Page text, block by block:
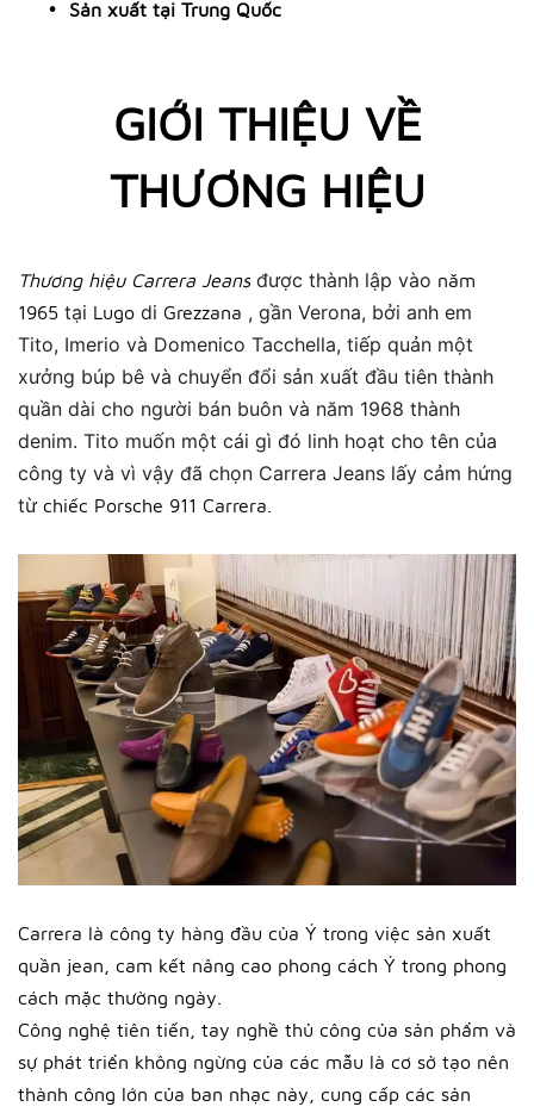
Sản xuất tại Trung Quốc
GIỚI THIỆU VỀ
THƯƠNG HIỆU
Thương hiệu Carrera Jeans được thành lập vào năm
1965 tại Lugo di Grezzana , gần Verona, bởi anh em
Tito, Imerio và Domenico Tacchella, tiếp quản một
xưởng búp bê và chuyển đổi sản xuất đầu tiên thành
quần dài cho người bán buôn và năm 1968 thành
denim. Tito muốn một cái gì đó linh hoạt cho tên của
công ty và vì vậy đã chọn Carrera Jeans lấy cảm hứng
từ chiếc Porsche 911 Carrera.
Carrera là công ty hàng đầu của Ý trong việc sản xuất
quần jean, cam kết nâng cao phong cách Ý trong phong
cách mặc thường ngày.
Công nghệ tiên tiến, tay nghề thủ công của sản phẩm và
sự phát triển không ngừng của các mẫu là cơ sở tạo nên
thành công lớn của ban nhạc này, cung cấp các sản